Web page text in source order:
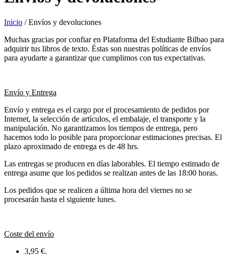
Inicio / Envíos y devoluciones
Muchas gracias por confiar en Plataforma del Estudiante Bilbao para
adquirir tus libros de texto. Éstas son nuestras políticas de envíos
para ayudarte a garantizar que cumplimos con tus expectativas.
Envío y Entrega
Envío y entrega es el cargo por el procesamiento de pedidos por
Internet, la selección de artículos, el embalaje, el transporte y la
manipulación. No garantizamos los tiempos de entrega, pero
hacemos todo lo posible para proporcionar estimaciones precisas. El
plazo aproximado de entrega es de 48 hrs.
Las entregas se producen en días laborables. El tiempo estimado de
entrega asume que los pedidos se realizan antes de las 18:00 horas.
Los pedidos que se realicen a última hora del viernes no se
procesarán hasta el siguiente lunes.
Coste del envío
3,95 €.